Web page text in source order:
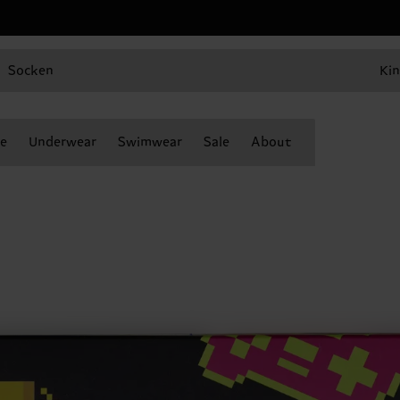
Socken
Underwear Swimwear Sale About